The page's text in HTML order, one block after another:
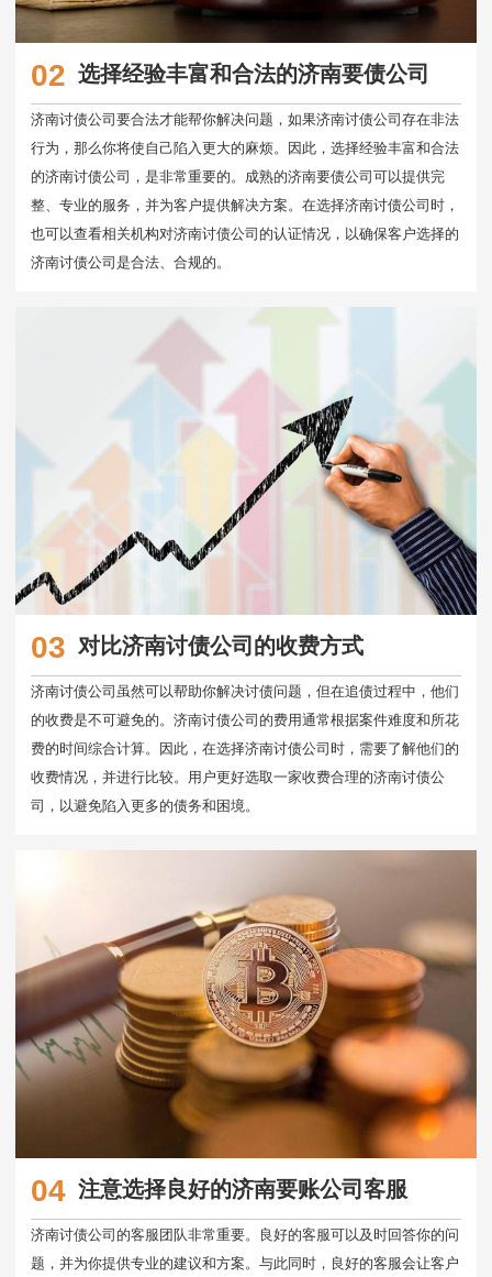
02 选择经验丰富和合法的济南要债公司
济南讨债公司要合法才能帮你解决问题，如果济南讨债公司存在非法
行为，那么你将使自己陷入更大的麻烦。因此，选择经验丰富和合法
的济南讨债公司，是非常重要的。成熟的济南要债公司可以提供完
整、专业的服务，并为客户提供解决方案。在选择济南讨债公司时，
也可以查看相关机构对济南讨债公司的认证情况，以确保客户选择的
济南讨债公司是合法、合规的。
03 对比济南讨债公司的收费方式
济南讨债公司虽然可以帮助你解决讨债问题，但在追债过程中，他们
的收费是不可避免的。济南讨债公司的费用通常根据案件难度和所花
费的时间综合计算。因此，在选择济南讨债公司时，需要了解他们的
收费情况，并进行比较。用户更好选取一家收费合理的济南讨债公
司，以避免陷入更多的债务和困境。
04 注意选择良好的济南要账公司客服
济南讨债公司的客服团队非常重要。良好的客服可以及时回答你的问
题，并为你提供专业的建议和方案。与此同时，良好的客服会让客户